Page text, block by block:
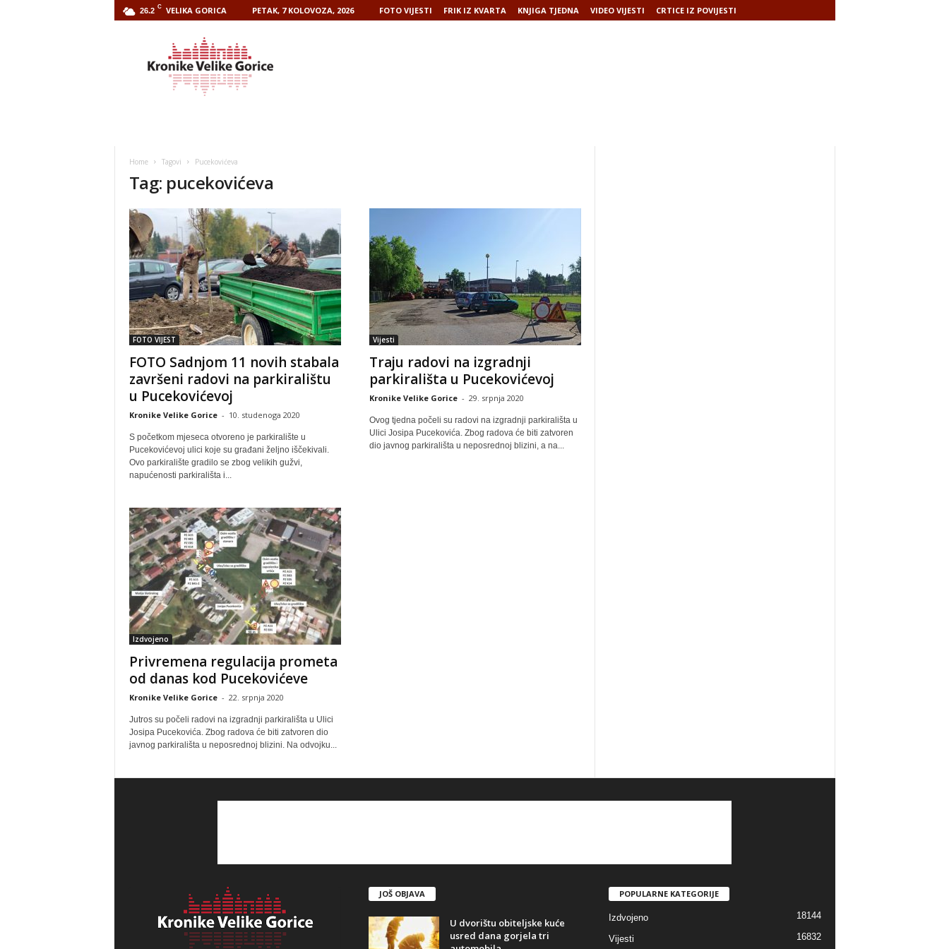
26.2 C VELIKA GORICA PETAK, 7 KOLOVOZA, 2026 FOTO VIJESTI FRIK IZ KVARTA KNJIGA TJEDNA VIDEO VIJESTI CRTICE IZ POVIJESTI
Home Tagovi Pucekovićeva
Tag: pucekovićeva
FOTO VIJEST
FOTO Sadnjom 11 novih stabala
završeni radovi na parkiralištu
u Pucekovićevoj
Kronike Velike Gorice - 10. studenoga 2020
S početkom mjeseca otvoreno je parkiralište u
Pucekovićevoj ulici koje su građani željno iščekivali.
Ovo parkiralište gradilo se zbog velikih gužvi,
napućenosti parkirališta i...
Vijesti
Traju radovi na izgradnji
parkirališta u Pucekovićevoj
Kronike Velike Gorice - 29. srpnja 2020
Ovog tjedna počeli su radovi na izgradnji parkirališta u
Ulici Josipa Pucekovića. Zbog radova će biti zatvoren
dio javnog parkirališta u neposrednoj blizini, a na...
Izdvojeno
Privremena regulacija prometa
od danas kod Pucekovićeve
Kronike Velike Gorice - 22. srpnja 2020
Jutros su počeli radovi na izgradnji parkirališta u Ulici
Josipa Pucekovića. Zbog radova će biti zatvoren dio
javnog parkirališta u neposrednoj blizini. Na odvojku...
JOŠ OBJAVA
U dvorištu obiteljske kuće
usred dana gorjela tri
POPULARNE KATEGORIJE
Izdvojeno 18144
Vijesti 16832